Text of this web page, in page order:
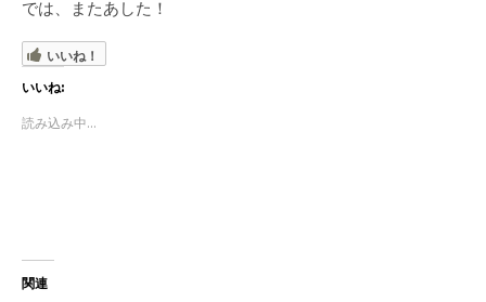
では、またあした！
いいね！
いいね:
読み込み中...
関連